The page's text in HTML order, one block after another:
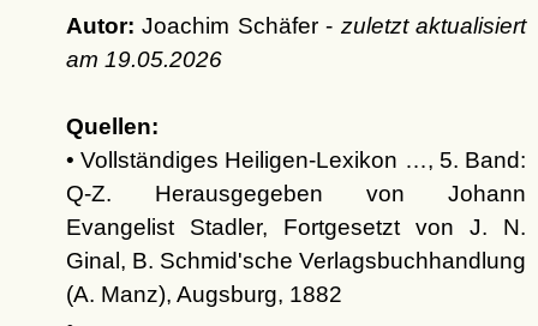
Autor: Joachim Schäfer - zuletzt aktualisiert
am 19.05.2026
Quellen:
• Vollständiges Heiligen-Lexikon …, 5. Band:
Q-Z. Herausgegeben von Johann
Evangelist Stadler, Fortgesetzt von J. N.
Ginal, B. Schmid'sche Verlagsbuchhandlung
(A. Manz), Augsburg, 1882